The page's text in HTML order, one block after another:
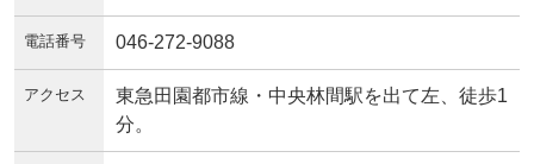
電話番号 046-272-9088
アクセス
東急田園都市線・中央林間駅を出て左、徒歩1
分。